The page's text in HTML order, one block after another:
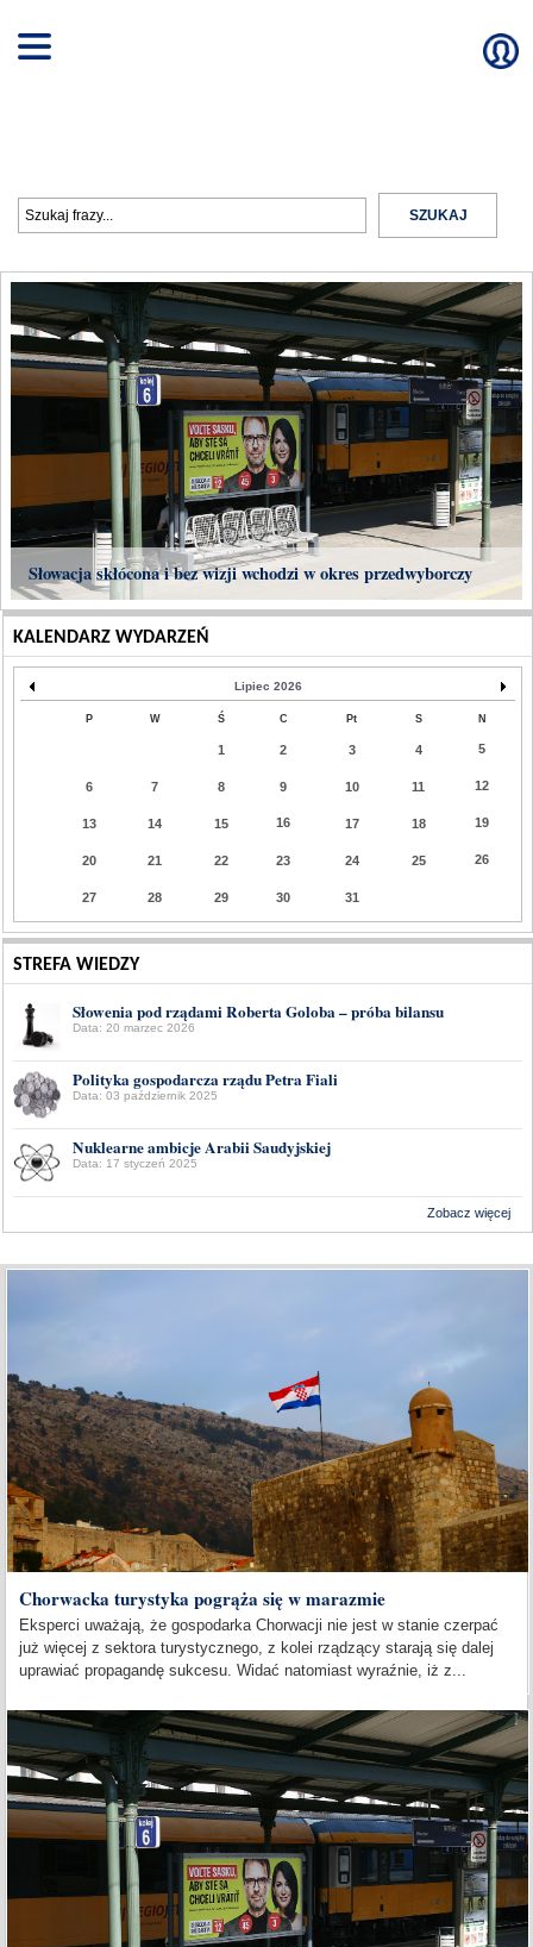
Słowacja skłócona i bez wizji wchodzi w okres przedwyborczy
KALENDARZ WYDARZEŃ
Lipiec 2026
P W Ś C Pt S N
1 2 3 4 5
6 7 8 9 10 11 12
13 14 15 16 17 18 19
20 21 22 23 24 25 26
27 28 29 30 31
STREFA WIEDZY
Słowenia pod rządami Roberta Goloba – próba bilansu
Data: 20 marzec 2026
Polityka gospodarcza rządu Petra Fiali
Data: 03 październik 2025
Nuklearne ambicje Arabii Saudyjskiej
Data: 17 styczeń 2025
Zobacz więcej
Chorwacka turystyka pogrąża się w marazmie
Eksperci uważają, że gospodarka Chorwacji nie jest w stanie czerpać
już więcej z sektora turystycznego, z kolei rządzący starają się dalej
uprawiać propagandę sukcesu. Widać natomiast wyraźnie, iż z...